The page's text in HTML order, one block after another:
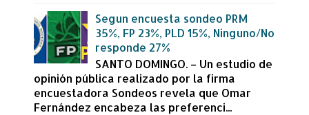
Segun encuesta sondeo PRM
35%, FP 23%, PLD 15%, Ninguno/No
responde 27%
SANTO DOMINGO. – Un estudio de
opinión pública realizado por la firma
encuestadora Sondeos revela que Omar
Fernández encabeza las preferenci...